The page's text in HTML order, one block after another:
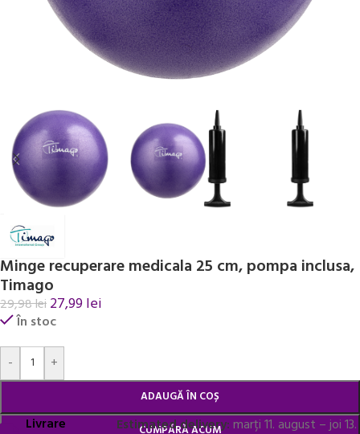
Minge recuperare medicala 25 cm, pompa inclusa,
Timago
29,98lei27,99lei
În stoc
-
+
ADAUGĂ ÎN COȘ
Alternative:
Livrare
Estimated delivery:marți 11. august – joi 13.